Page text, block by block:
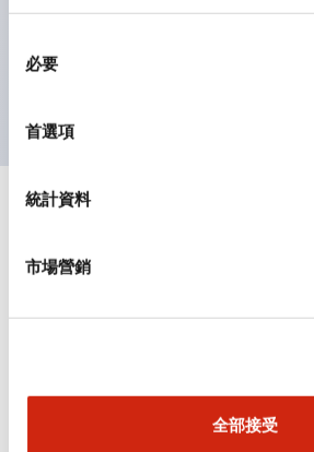
必要
首選項
統計資料
市場營銷
全部接受
示燈的亮燈/熄燈狀態，以及點燈時
符合 ISO 3864-4 安全色規範：在
功能規格
文件和檔案